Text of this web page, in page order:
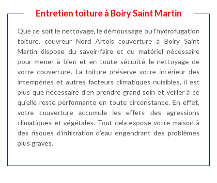
Entretien toiture à Boiry Saint Martin
Que ce soit le nettoyage, le démoussage ou l’hydrofugation
toiture, couvreur Nord Artois couverture à Boiry Saint
Martin dispose du savoir-faire et du matériel nécessaire
pour mener à bien et en toute sécurité le nettoyage de
votre couverture. La toiture préserve votre intérieur des
intempéries et autres facteurs climatiques nuisibles, il est
plus que nécessaire d'en prendre grand soin et veiller à ce
qu'elle reste performante en toute circonstance. En effet,
votre couverture accumule les effets des agressions
climatiques et végétales. Tout cela expose votre maison à
des risques d’infiltration d’eau engendrant des problèmes
plus graves.